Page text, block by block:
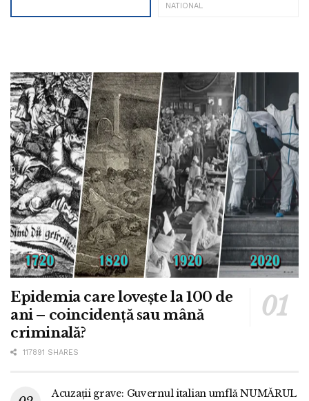
NATIONAL
Epidemia care lovește la 100 de
ani – coincidență sau mână
criminală?
117891 SHARES
Acuzații grave: Guvernul italian umflă NUMĂRUL